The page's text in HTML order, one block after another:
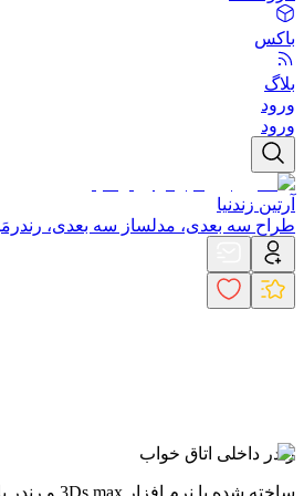
باکس
بلاگ
ورود
ورود
آرتین زندنیا
طراح سه بعدی، مدلساز سه بعدی،
رندر داخلی اتاق خواب
ساخته شده با نرم افزار 3Ds max و رندر با V-Ray